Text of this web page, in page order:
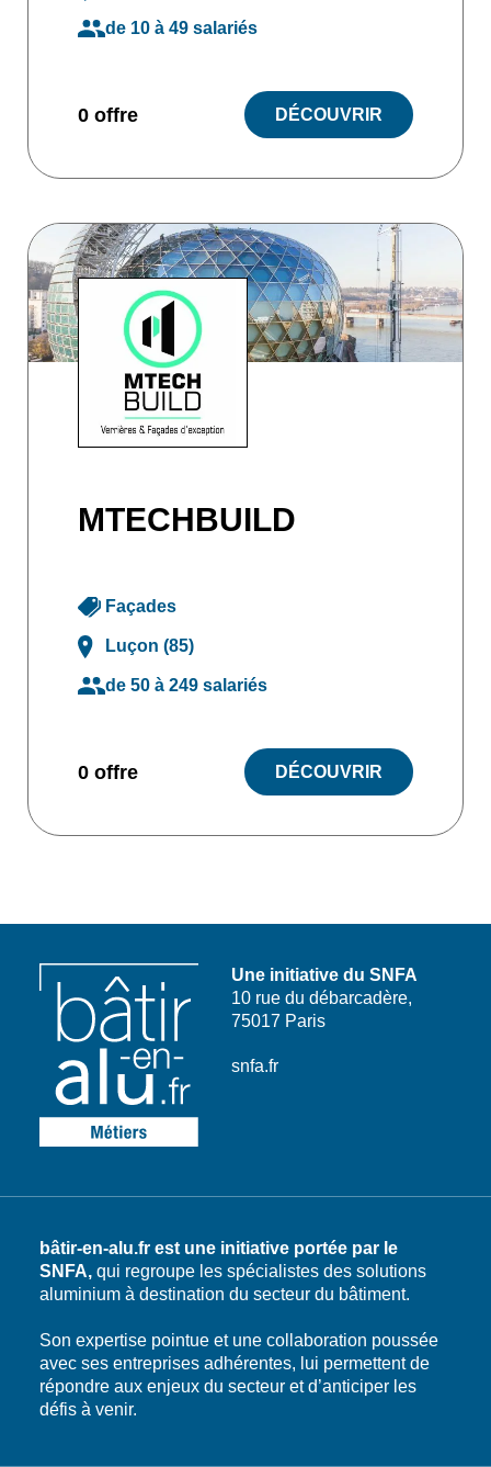
de 10 à 49 salariés
0 offre DÉCOUVRIR
MTECHBUILD
Façades
Luçon (85)
de 50 à 249 salariés
0 offre DÉCOUVRIR
Une initiative du SNFA
10 rue du débarcadère,
75017 Paris
snfa.fr
bâtir-en-alu.fr est une initiative portée par le
SNFA, qui regroupe les spécialistes des solutions
aluminium à destination du secteur du bâtiment.
Son expertise pointue et une collaboration poussée
avec ses entreprises adhérentes, lui permettent de
répondre aux enjeux du secteur et d’anticiper les
défis à venir.